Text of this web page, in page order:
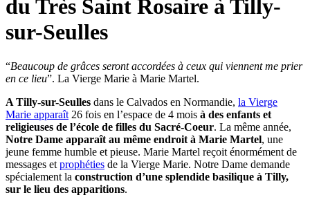
du Très Saint Rosaire à Tilly-
sur-Seulles
“Beaucoup de grâces seront accordées à ceux qui viennent me prier
en ce lieu”. La Vierge Marie à Marie Martel.
A Tilly-sur-Seulles dans le Calvados en Normandie, la Vierge
Marie apparaît 26 fois en l’espace de 4 mois à des enfants et
religieuses de l’école de filles du Sacré-Coeur. La même année,
Notre Dame apparaît au même endroit à Marie Martel, une
jeune femme humble et pieuse. Marie Martel reçoit énormément de
messages et prophéties de la Vierge Marie. Notre Dame demande
spécialement la construction d’une splendide basilique à Tilly,
sur le lieu des apparitions.